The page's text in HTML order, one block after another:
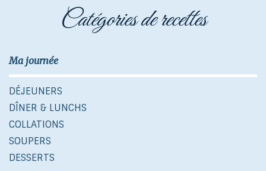
catégories de recettes
Ma journée
DÉJEUNERS
DÎNER & LUNCHS
COLLATIONS
SOUPERS
DESSERTS